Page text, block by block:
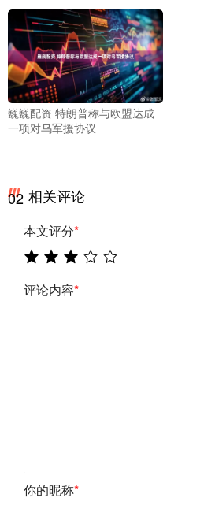
巍巍配资 特朗普称与欧盟达成
一项对乌军援协议
02 相关评论
本文评分*
评论内容*
你的昵称*